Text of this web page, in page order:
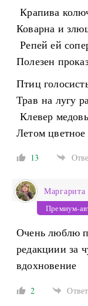
Крапива
Коварна и
Репей ей
Полезен
Птиц
Трав на лугу
Клевер
Летом цветное
13
Маргарита
Премиум-
Очень люблю
редакциии за
вдохновение
2